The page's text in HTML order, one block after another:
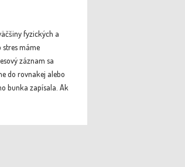
fyzických a
stres máme
záznam sa
do rovnakej alebo
bunka zapísala. Ak